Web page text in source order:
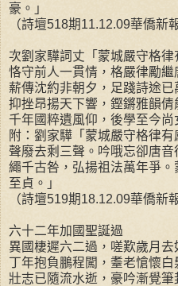
豪。」
（詩壇518期11.12.09華僑新
次劉家驊詞丈「蒙城嚴守格律
恪守前人一貫情，格嚴律勵繼
薪傳沈約非朝夕，足踐詩途已
抑挫昂揚天下響，鏗鏘雅韻倩
千年國粹遺風仰，後學至今尚
附：劉家驊「蒙城嚴守格律
聲廢去剩三聲。吟哦忘卻唐
繩千古咎，弘揚祖法萬年爭
至貞。」
（詩壇519期18.12.09華僑新
六十二年加國聖誕過
異國棲遲六二過，嗟歎歲月去
丁年抱負鵬程闖，耋老愴懷白
壯志已隨流水逝，豪吟漸覺筆